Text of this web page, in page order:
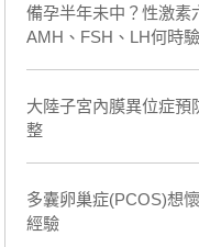
備孕半年未中？性激素
AMH、FSH、LH何時
大陸子宮內膜異位症預
整
多囊卵巢症(PCOS)想
經驗